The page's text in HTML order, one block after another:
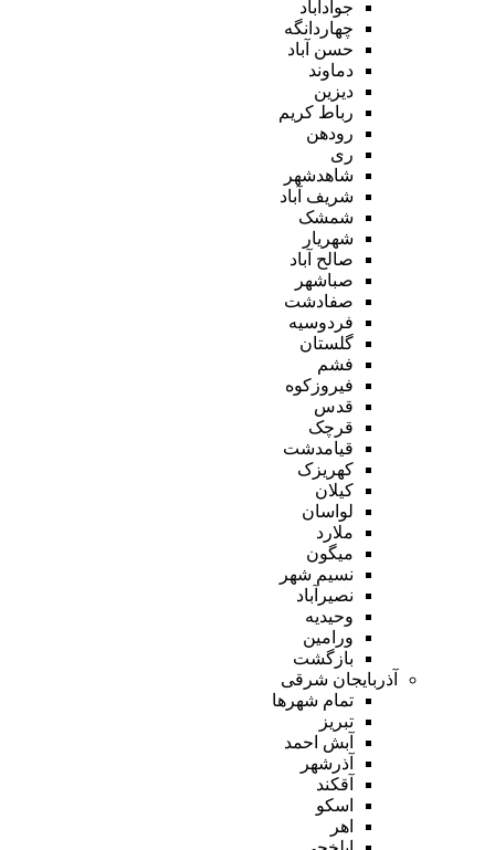
جوادآباد
چهاردانگه
حسن آباد
دماوند
دیزین
رباط کریم
رودهن
ری
شاهدشهر
شریف آباد
شمشک
شهریار
صالح آباد
صباشهر
صفادشت
فردوسیه
گلستان
فشم
فیروزکوه
قدس
قرچک
قیامدشت
کهریزک
کیلان
لواسان
ملارد
میگون
نسیم شهر
نصیرآباد
وحیدیه
ورامین
بازگشت
آذربایجان شرقی
تمام شهر‌ها
تبریز
آبش احمد
آذرشهر
آقکند
اسکو
اهر